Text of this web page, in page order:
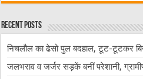
Recent Posts
निचलौल का ढेसो पुल बदहाल, टूट-टूटकर
जलभराव व जर्जर सड़कें बनीं परेशानी,